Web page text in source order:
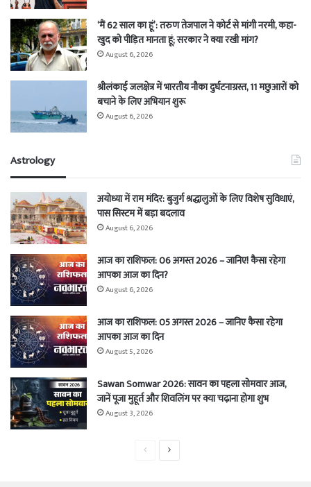
‘मैं 62 साल का हूं’: तरुण तेजपाल ने कोर्ट से मांगी नरमी, कहा-
खुद को पीड़ित मानता हूं; सरकार ने क्या रखी मांग?
August 6, 2026
श्रीलंकाई जलक्षेत्र में भारतीय नौका दुर्घटनाग्रस्त, 11 मछुआरों को
बचाने के लिए अभियान शुरू
August 6, 2026
Astrology
अयोध्या में राम मंदिर: बुजुर्ग श्रद्धालुओं के लिए विशेष सुविधाएं,
पास सिस्टम में बड़ा बदलाव
August 6, 2026
आज का राशिफल: 06 अगस्त 2026 – जानिए! कैसा रहेगा
आपका आज का दिन?
August 6, 2026
आज का राशिफल: 05 अगस्त 2026 – जानिए कैसा रहेगा
आपका आज का दिन
August 5, 2026
Sawan Somwar 2026: सावन का पहला सोमवार आज,
जानें पूजा मुहूर्त और शिवलिंग पर क्या चढ़ाना होगा शुभ
August 3, 2026
PreviousNext